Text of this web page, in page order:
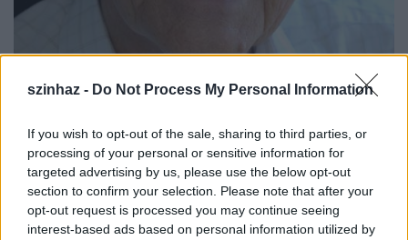
szinhaz - Do Not Process My Personal Information
If you wish to opt-out of the sale, sharing to third parties, or
processing of your personal or sensitive information for
targeted advertising by us, please use the below opt-out
section to confirm your selection. Please note that after your
opt-out request is processed you may continue seeing
interest-based ads based on personal information utilized by
A Kossuth- és Jászai Mari-díjas színész hozzátette:
jelenleg a Szolnoki Szigligeti Színházban próbál,
Csehov Cseresznyéskert című művében alakítja Firsz
szerepét. Az előadás bemutatója október 17-én lesz.
A darabotSzinetár Miklósállítja színpadra. "Remek